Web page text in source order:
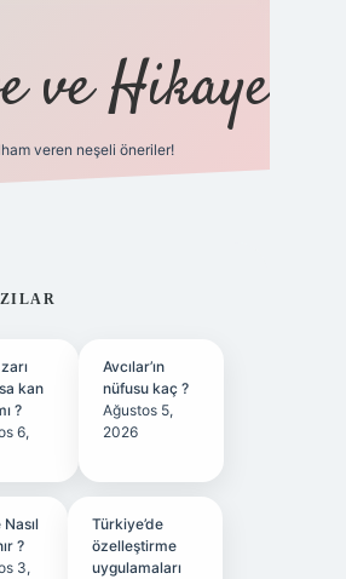
ve Hikaye
veren neşeli öneriler!
kan
?
6,
Avcılar’ın
nüfusu kaç ?
Ağustos 5,
2026
?
3,
Türkiye’de
özelleştirme
uygulamaları